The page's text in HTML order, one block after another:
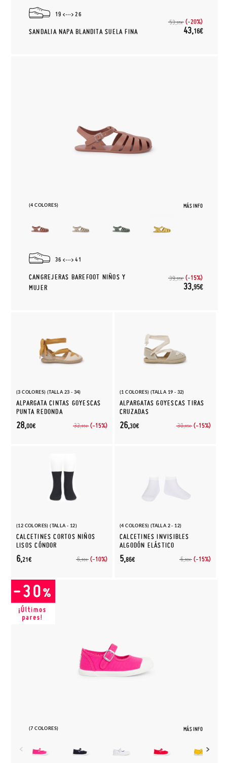
19 26
SANDALIA NAPA BLANDITA SUELA FINA
53,95€ (-20%)
43,16€
(4 COLORES) MÁS INFO
36 41
CANGREJERAS BAREFOOT NIÑOS Y
MUJER
39,95€ (-15%)
33,95€
(3 COLORES) (TALLA 23 - 34)
ALPARGATA CINTAS GOYESCAS
PUNTA REDONDA
32,95€ (-15%)
28,00€
(1 COLORES) (TALLA 19 - 32)
ALPARGATAS GOYESCAS TIRAS
CRUZADAS
30,95€ (-15%)
26,30€
(12 COLORES) (TALLA - 12)
CALCETINES CORTOS NIÑOS
LISOS CÓNDOR
6,90€ (-10%)
6,21€
(4 COLORES) (TALLA 2 - 12)
CALCETINES INVISIBLES
ALGODÓN ELÁSTICO
6,90€ (-15%)
5,86€
(7 COLORES) MÁS INFO